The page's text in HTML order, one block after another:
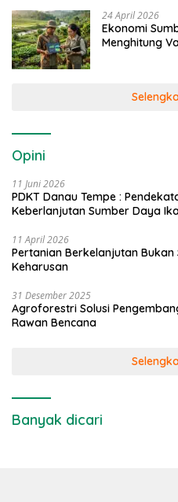
24 April 2026
Ekonomi
Menghitung
Opini
11 Juni 2026
PDKT Danau Tempe :
Keberlanjutan Sumber Daya
11 April 2026
Pertanian Berkelanjutan Bukan
Keharusan
31 Desember 2025
Agroforestri Solusi
Rawan Bencana
Banyak dicari